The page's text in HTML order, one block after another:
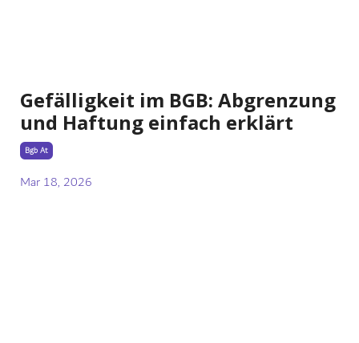
Gefälligkeit im BGB: Abgrenzung
und Haftung einfach erklärt
Bgb At
Mar 18, 2026